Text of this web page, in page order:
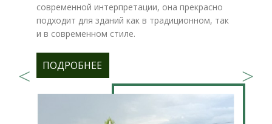
современной интерпретации, она прекрасно
подходит для зданий как в традиционном, так
и в современном стиле.
ПОДРОБНЕЕ